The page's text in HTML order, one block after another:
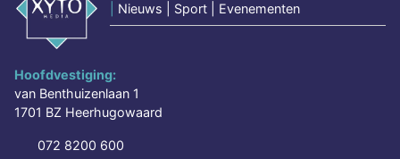
Nieuws | Sport | Evenementen
Hoofdvestiging:
van Benthuizenlaan 1
1701 BZ Heerhugowaard
072 8200 600